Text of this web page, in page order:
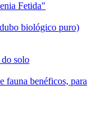
Fetida"
biológico puro)
solo
fauna benéficos, para